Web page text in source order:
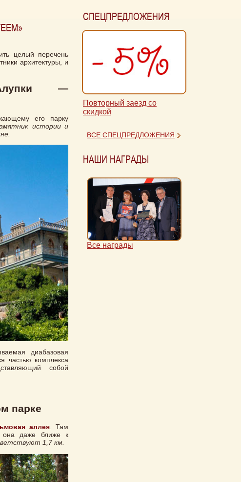
целый перечень
архитектуры, и
Алупки —
его парку
истории и
диабазовая
частью комплекса
собой
парке
аллея. Там
она даже ближе к
1,7 км.
СПЕЦПРЕДЛОЖЕНИЯ
Повторный заезд со
скидкой
ВСЕ СПЕЦПРЕДЛОЖЕНИЯ
НАШИ НАГРАДЫ
Все награды